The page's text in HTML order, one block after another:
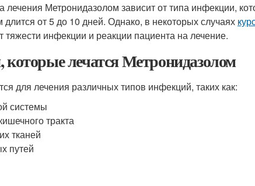
лечения Метронидазолом зависит от типа инфекции,
от 5 до 10 дней. Однако, в некоторых случаях
тяжести инфекции и реакции пациента на лечение.
лечатся Метронидазолом
для лечения различных типов инфекций, таких как:
системы
тракта
тканей
путей